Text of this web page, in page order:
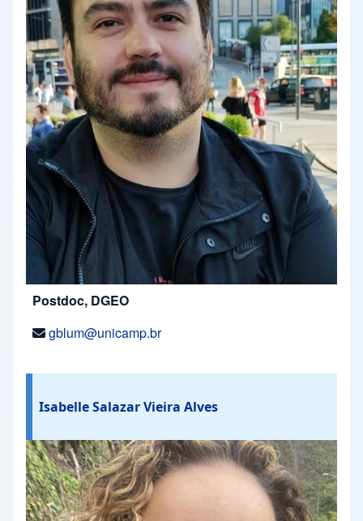
Postdoc, DGEO
gblum@unicamp.br
Isabelle Salazar Vieira Alves